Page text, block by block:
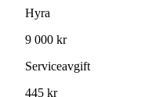
Hyra
9 000 kr
Serviceavgift
445 kr